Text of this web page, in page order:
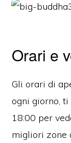
Orari e
Gli orari di
ogni giorno,
18:00 per
migliori zone